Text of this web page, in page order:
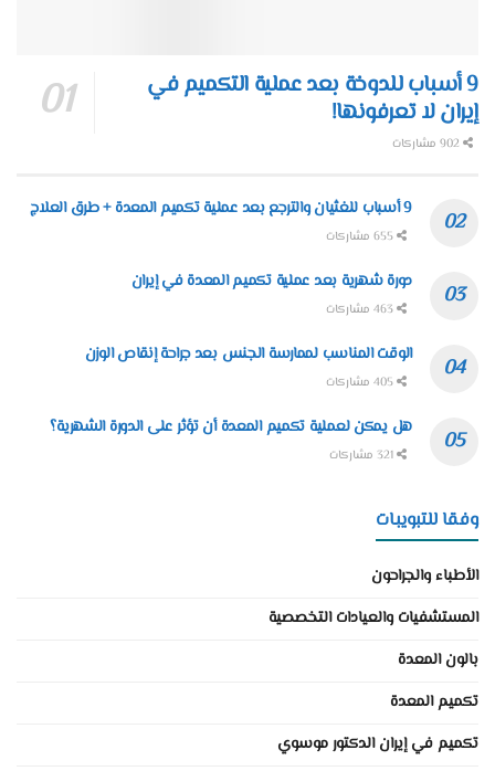
9 أسباب للدوخة بعد عملية التكميم في
إيران لا تعرفونها!
9 أسباب للغثيان والترجع بعد عملية تكميم المعدة + طرق العلاج
دورة شهرية بعد عملية تكميم المعدة في إيران
الوقت المناسب لممارسة الجنس بعد جراحة إنقاص الوزن
هل يمكن لعملية تكميم المعدة أن تؤثر على الدورة الشهرية؟
وفقا للتبويبات
الأطباء والجراحون
المستشفيات والعيادات التخصصية
بالون المعدة
تكميم المعدة
تكميم في إيران الدكتور موسوي